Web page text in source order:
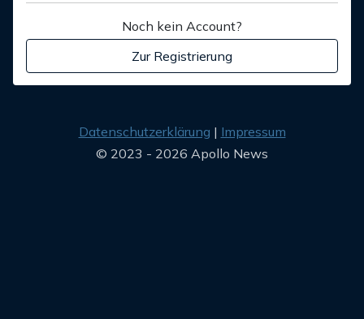
Noch kein Account?
Zur Registrierung
Datenschutzerklärung
Impressum
© 2023 - 2026 Apollo News